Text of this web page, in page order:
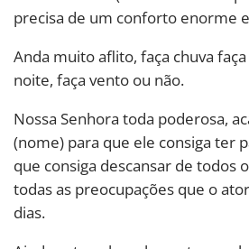
precisa de um conforto enorme
Anda muito aflito, faça chuva
noite, faça vento ou não.
Nossa Senhora toda poderosa,
(nome) para que ele consiga ter
que consiga descansar de todos
todas as preocupações que o
dias.